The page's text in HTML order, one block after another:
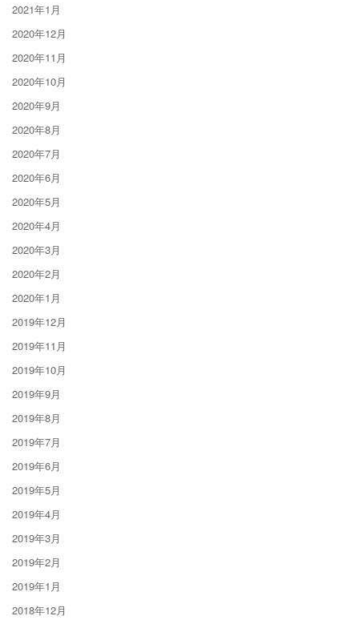
2021年1月
2020年12月
2020年11月
2020年10月
2020年9月
2020年8月
2020年7月
2020年6月
2020年5月
2020年4月
2020年3月
2020年2月
2020年1月
2019年12月
2019年11月
2019年10月
2019年9月
2019年8月
2019年7月
2019年6月
2019年5月
2019年4月
2019年3月
2019年2月
2019年1月
2018年12月